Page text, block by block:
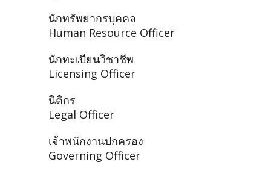
นักทรัพยากรบุคคล
Human Resource Officer
นักทะเบียนวิชาชีพ
Licensing Officer
นิติกร
Legal Officer
เจ้าพนักงานปกครอง
Governing Officer